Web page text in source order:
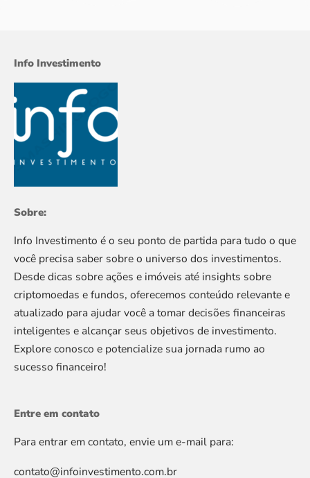
Info Investimento
Sobre:
Info Investimento é o seu ponto de partida para tudo o que
você precisa saber sobre o universo dos investimentos.
Desde dicas sobre ações e imóveis até insights sobre
criptomoedas e fundos, oferecemos conteúdo relevante e
atualizado para ajudar você a tomar decisões financeiras
inteligentes e alcançar seus objetivos de investimento.
Explore conosco e potencialize sua jornada rumo ao
sucesso financeiro!
Entre em contato
Para entrar em contato, envie um e-mail para:
contato@infoinvestimento.com.br